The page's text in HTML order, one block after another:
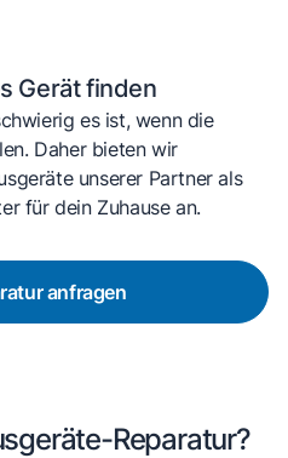
Gerät finden
es ist, wenn die
Daher bieten wir
unserer Partner als
für dein Zuhause an.
anfragen
Reparatur?